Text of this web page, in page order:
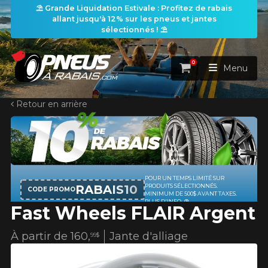
⛱️ Grande Liquidation Estivale : Profitez de rabais
allant jusqu'à 12% sur les pneus et jantes
sélectionnés ! ⛱️
ACCUEIL
PNEUS
RECHERCHE DE PNEUS VOIR TOUT
Rechercher par
Par dimensions Par véhicule
Recherche par dimensions
ROUES
RECHERCHE DE ROUES VOIR TOUT
ENSEMBLES
RECHERCHE D'ENSEMBLES
PROMOTIONS
Panier
0
Menu
Retour en arrière
Fast Wheels FLAIR Argent
Jante d'alliage
À partir de160,99$
CODE PROMORABAIS10
POUR UN TEMPS LIMITÉ SUR
PRODUITS SÉLECTIONNÉS.
MINIMUM DE 500$ AVANT TAXES.
PLUS D'INFO